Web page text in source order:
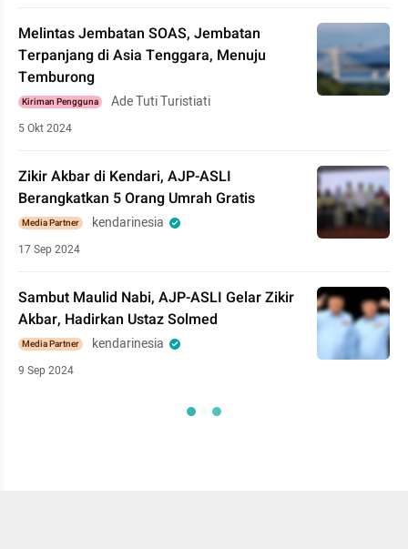
Melintas Jembatan SOAS, Jembatan
Terpanjang di Asia Tenggara, Menuju
Temburong
Kiriman Pengguna Ade Tuti Turistiati
5 Okt 2024
Zikir Akbar di Kendari, AJP-ASLI
Berangkatkan 5 Orang Umrah Gratis
Media Partner kendarinesia
17 Sep 2024
Sambut Maulid Nabi, AJP-ASLI Gelar Zikir
Akbar, Hadirkan Ustaz Solmed
Media Partner kendarinesia
9 Sep 2024